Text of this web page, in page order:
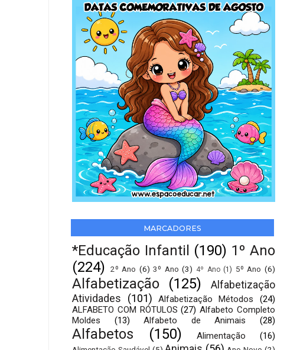
MARCADORES
*Educação Infantil (190) 1º Ano
(224)
2º Ano (6) 3º Ano (3) 4º Ano (1) 5º Ano (6)
Alfabetização (125)
Alfabetização
Atividades
(101) Alfabetização Métodos
(24)
ALFABETO COM RÓTULOS (27) Alfabeto Completo
Moldes
(13) Alfabeto de Animais (28)
Alfabetos (150) Alimentação (16)